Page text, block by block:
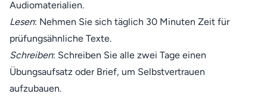
Audiomaterialien.
Lesen: Nehmen Sie sich täglich 30 Minuten Zeit für
prüfungsähnliche Texte.
Schreiben: Schreiben Sie alle zwei Tage einen
Übungsaufsatz oder Brief, um Selbstvertrauen
aufzubauen.